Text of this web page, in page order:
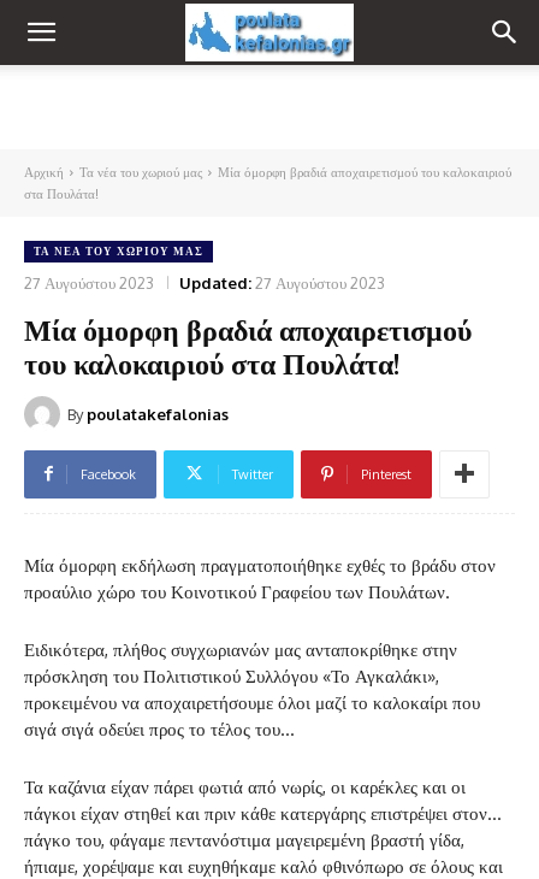
Αρχική Τα νέα του χωριού μας
Μία όμορφη βραδιά αποχαιρετισμού του καλοκαιριού
στα Πουλάτα!
ΤΑ ΝΈΑ ΤΟΥ ΧΩΡΙΟΎ ΜΑΣ
27 Αυγούστου 2023 Updated:27 Αυγούστου 2023
Μία όμορφη βραδιά αποχαιρετισμού
του καλοκαιριού στα Πουλάτα!
By poulatakefalonias
Facebook Twitter Pinterest
Μία όμορφη εκδήλωση πραγματοποιήθηκε εχθές το βράδυ στον
προαύλιο χώρο του Κοινοτικού Γραφείου των Πουλάτων.
Ειδικότερα, πλήθος συγχωριανών μας ανταποκρίθηκε στην
πρόσκληση του Πολιτιστικού Συλλόγου «Το Αγκαλάκι»,
προκειμένου να αποχαιρετήσουμε όλοι μαζί το καλοκαίρι που
σιγά σιγά οδεύει προς το τέλος του…
Τα καζάνια είχαν πάρει φωτιά από νωρίς, οι καρέκλες και οι
πάγκοι είχαν στηθεί και πριν κάθε κατεργάρης επιστρέψει στον…
πάγκο του, φάγαμε πεντανόστιμα μαγειρεμένη βραστή γίδα,
ήπιαμε, χορέψαμε και ευχηθήκαμε καλό φθινόπωρο σε όλους και